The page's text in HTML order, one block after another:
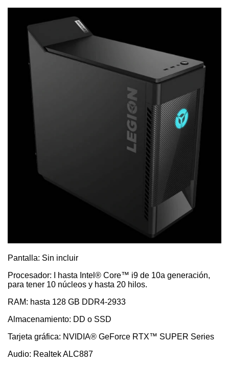
Pantalla: Sin incluir
Procesador: I hasta Intel® Core™ i9 de 10a generación,
para tener 10 núcleos y hasta 20 hilos.
RAM: hasta 128 GB DDR4-2933
Almacenamiento: DD o SSD
Tarjeta gráfica: NVIDIA® GeForce RTX™ SUPER Series
Audio: Realtek ALC887